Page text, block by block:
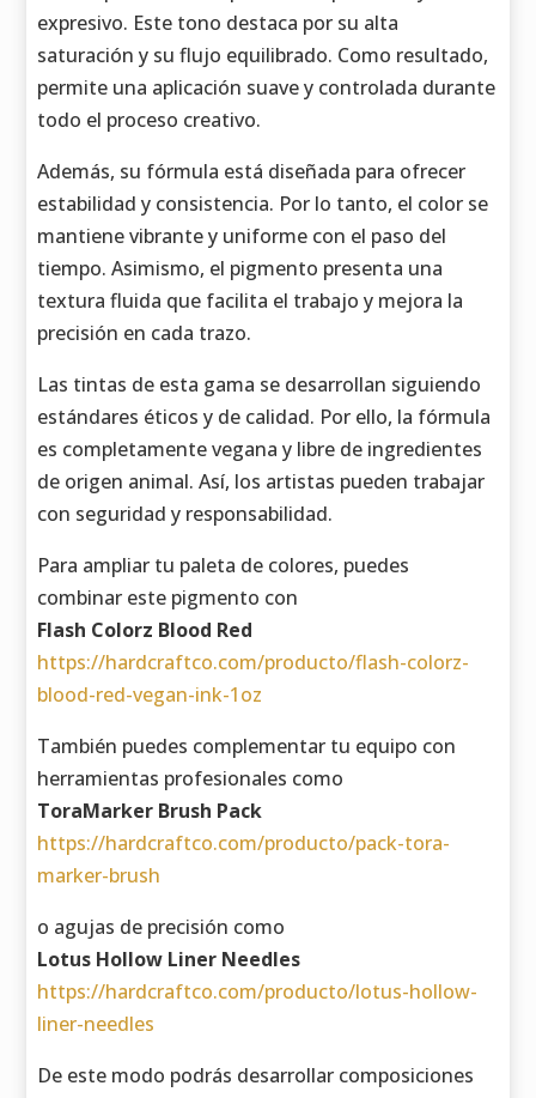
expresivo. Este tono destaca por su alta
saturación y su flujo equilibrado. Como resultado,
permite una aplicación suave y controlada durante
todo el proceso creativo.
Además, su fórmula está diseñada para ofrecer
estabilidad y consistencia. Por lo tanto, el color se
mantiene vibrante y uniforme con el paso del
tiempo. Asimismo, el pigmento presenta una
textura fluida que facilita el trabajo y mejora la
precisión en cada trazo.
Las tintas de esta gama se desarrollan siguiendo
estándares éticos y de calidad. Por ello, la fórmula
es completamente vegana y libre de ingredientes
de origen animal. Así, los artistas pueden trabajar
con seguridad y responsabilidad.
Para ampliar tu paleta de colores, puedes
combinar este pigmento con
Flash Colorz Blood Red
https://hardcraftco.com/producto/flash-colorz-
blood-red-vegan-ink-1oz
También puedes complementar tu equipo con
herramientas profesionales como
ToraMarker Brush Pack
https://hardcraftco.com/producto/pack-tora-
marker-brush
o agujas de precisión como
Lotus Hollow Liner Needles
https://hardcraftco.com/producto/lotus-hollow-
liner-needles
De este modo podrás desarrollar composiciones